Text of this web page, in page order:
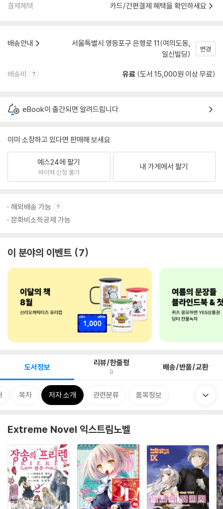
결제혜택 카드/간편결제 혜택을 확인하세요
배송안내
서울특별시 영등포구 은행로 11(여의도동,
일신빌딩)
변경
배송비 유료 (도서 15,000원 이상 무료)
eBook이 출간되면 알려드립니다.
이미 소장하고 있다면 판매해 보세요.
예스24에 팔기
바이백 신청 불가
내 가게에서 팔기
해외배송 가능
문화비소득공제 가능
이 분야의 이벤트 7
도서정보 리뷰/한줄평
9 배송/반품/교환
목차 저자 소개 관련분류 품목정보
Extreme Novel 익스트림노벨